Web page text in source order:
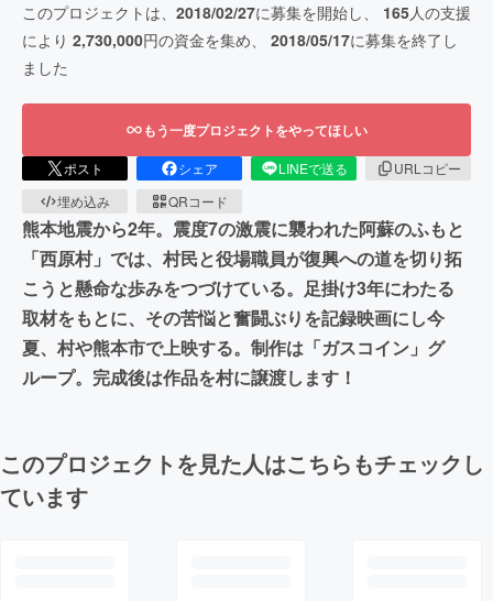
このプロジェクトは、 2018/02/27に募集を開始し、 165人の支援
により 2,730,000円の資金を集め、 2018/05/17に募集を終了し
ました
もう一度プロジェクトをやってほしい
ポスト シェア LINEで送る
URLコピー
埋め込み
QRコード
熊本地震から2年。震度7の激震に襲われた阿蘇のふもと
「西原村」では、村民と役場職員が復興への道を切り拓
こうと懸命な歩みをつづけている。足掛け3年にわたる
取材をもとに、その苦悩と奮闘ぶりを記録映画にし今
夏、村や熊本市で上映する。制作は「ガスコイン」グ
ループ。完成後は作品を村に譲渡します！
このプロジェクトを見た人はこちらもチェックし
ています